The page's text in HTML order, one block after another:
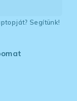
Segítünk!